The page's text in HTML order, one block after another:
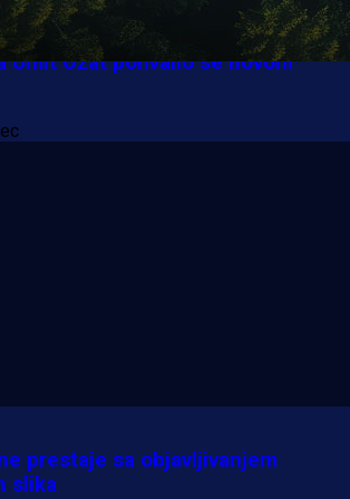
Umit Ozat pohvalio se novom
prestaje sa objavljivanjem
slika